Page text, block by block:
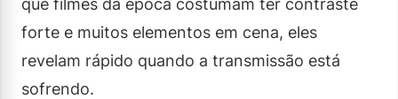
que filmes da época costumam ter contraste
forte e muitos elementos em cena, eles
revelam rápido quando a transmissão está
sofrendo.